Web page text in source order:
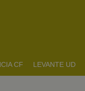
CF LEVANTE UD